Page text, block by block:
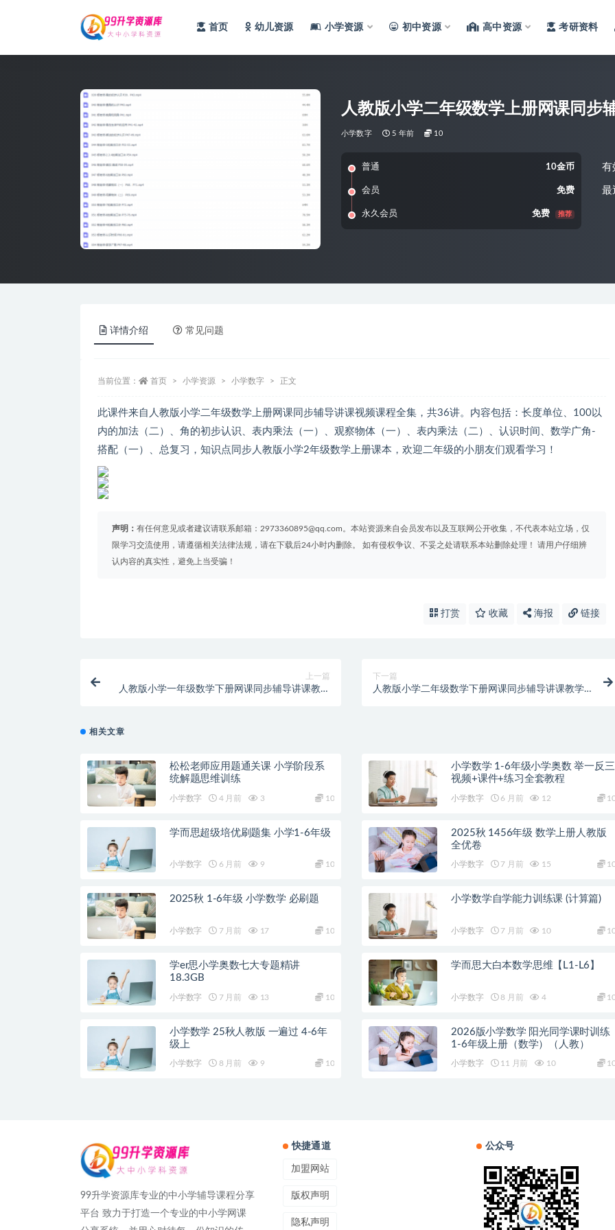
首页 幼儿资源 小学资源 初中资源 高中资源 考研资料
人教版小学二年级数学上册网课同步
小学数字 5 年前 10
普通 10金币
会员 免费
永久会员 免费 推荐
有
最
详情介绍 常见问题
当前位置： 首页 小学资源 小学数字 正文
此课件来自人教版小学二年级数学上册网课同步辅导讲课视频课程全集，共36讲。内容包括：长度单位、100以
内的加法（二）、角的初步认识、表内乘法（一）、观察物体（一）、表内乘法（二）、认识时间、数学广角-
搭配（一）、总复习，知识点同步人教版小学2年级数学上册课本，欢迎二年级的小朋友们观看学习！
声明： 有任何意见或者建议请联系邮箱：2973360895@qq.com。本站资源来自会员发布以及互联网公开收集，不代表本站立场，仅
限学习交流使用，请遵循相关法律法规，请在下载后24小时内删除。 如有侵权争议、不妥之处请联系本站删除处理！ 请用户仔细辨
认内容的真实性，避免上当受骗！
打赏 收藏 海报 链接
上一篇
人教版小学一年级数学下册网课同步辅导讲课教学
下一篇
人教版小学二年级数学下册网课同步辅导讲课教学
相关文章
松松老师应用题通关课 小学阶段系
统解题思维训练
小学数字 4 月前 3 10
小学数学 1-6年级小学奥数 举一反三
视频+课件+练习全套教程
小学数字 6 月前 12
学而思超级培优刷题集 小学1-6年级
小学数字 6 月前 9 10
2025秋 1456年级 数学上册人教版
全优卷
小学数字 7 月前 15
2025秋 1-6年级 小学数学 必刷题
小学数字 7 月前 17 10
小学数学自学能力训练课 (计算篇)
小学数字 7 月前 10
学er思小学奥数七大专题精讲
18.3GB
小学数字 7 月前 13 10
学而思大白本数学思维【L1-L6】
小学数字 8 月前 4
小学数学 25秋人教版 一遍过 4-6年
级上
小学数字 8 月前 9 10
2026版小学数学 阳光同学课时训练
1-6年级上册（数学）（人教）
小学数字 11 月前 10
99升学资源库专业的中小学辅导课程分享
平台 致力于打造一个专业的中小学网课
快捷通道
加盟网站
版权声明
隐私声明
公众号